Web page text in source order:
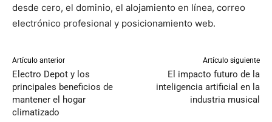
desde cero, el dominio, el alojamiento en línea, correo
electrónico profesional y posicionamiento web.
Artículo anterior
Electro Depot y los
principales beneficios de
mantener el hogar
climatizado
Artículo siguiente
El impacto futuro de la
inteligencia artificial en la
industria musical